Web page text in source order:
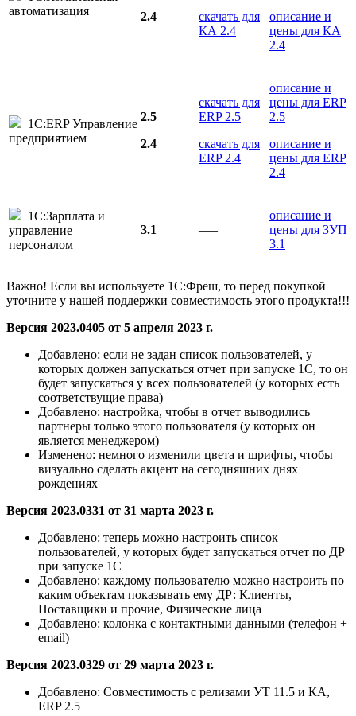
автоматизация
2.4
скачать для
КА 2.4
описание и
цены для КА
2.4
1С:ERP Управление
предприятием
2.5
2.4
скачать для
ERP 2.5
скачать для
ERP 2.4
описание и
цены для ERP
2.5
описание и
цены для ERP
2.4
1С:Зарплата и
управление
персоналом
3.1 –––
описание и
цены для ЗУП
3.1
Важно! Если вы используете 1С:Фреш, то перед покупкой
уточните у нашей поддержки совместимость этого продукта!!!
Версия 2023.0405 от 5 апреля 2023 г.
Добавлено: если не задан список пользователей, у
которых должен запускаться отчет при запуске 1С, то он
будет запускаться у всех пользователей (у которых есть
соответствущие права)
Добавлено: настройка, чтобы в отчет выводились
партнеры только этого пользователя (у которых он
является менеджером)
Изменено: немного изменили цвета и шрифты, чтобы
визуально сделать акцент на сегодняшних днях
рождениях
Версия 2023.0331 от 31 марта 2023 г.
Добавлено: теперь можно настроить список
пользователей, у которых будет запускаться отчет по ДР
при запуске 1С
Добавлено: каждому пользователю можно настроить по
каким объектам показывать ему ДР: Клиенты,
Поставщики и прочие, Физические лица
Добавлено: колонка с контактными данными (телефон +
email)
Версия 2023.0329 от 29 марта 2023 г.
Добавлено: Совместимость с релизами УТ 11.5 и КА,
ERP 2.5